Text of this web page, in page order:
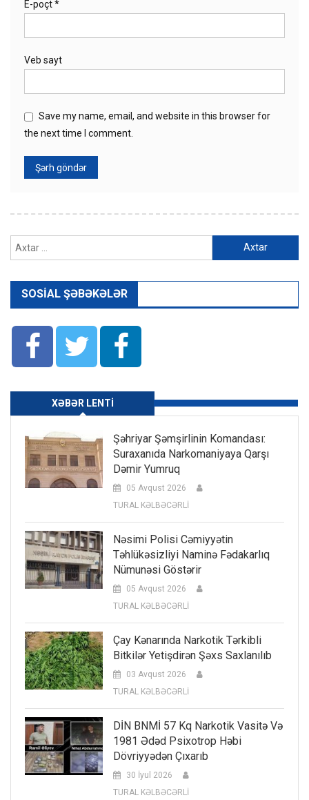
E-poçt*
Veb sayt
Save my name, email, and website in this browser for
the next time I comment.
SOSIAL ŞƏBƏKƏLƏR
XƏBƏR LENTI
Şəhriyar Şəmşirlinin Komandası:
Suraxanıda Narkomaniyaya Qarşı
Dəmir Yumruq
05 Avqust 2026
TURAL KƏLBƏCƏRLİ
Nəsimi Polisi Cəmiyyətin
Təhlükəsizliyi Naminə Fədakarlıq
Nümunəsi Göstərir
05 Avqust 2026
TURAL KƏLBƏCƏRLİ
Çay Kənarında Narkotik Tərkibli
Bitkilər Yetişdirən Şəxs Saxlanılıb
03 Avqust 2026
TURAL KƏLBƏCƏRLİ
DİN BNMİ 57 Kq Narkotik Vasitə Və
1981 Ədəd Psixotrop Həbi
Dövriyyədən Çıxarıb
30 İyul 2026
TURAL KƏLBƏCƏRLİ